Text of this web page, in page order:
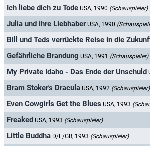
Ich liebe dich zu Tode USA, 1990 (Schauspieler)
Julia und ihre Liebhaber USA, 1990
Bill und Teds verrückte Reise in die
Gefährliche Brandung USA, 1991 (Schauspieler)
My Private Idaho - Das Ende der Unschuld
Bram Stoker's Dracula USA, 1992 (Schauspieler)
Even Cowgirls Get the Blues USA, 1993
Freaked USA, 1993 (Schauspieler)
Little Buddha D/F/GB, 1993 (Schauspieler)